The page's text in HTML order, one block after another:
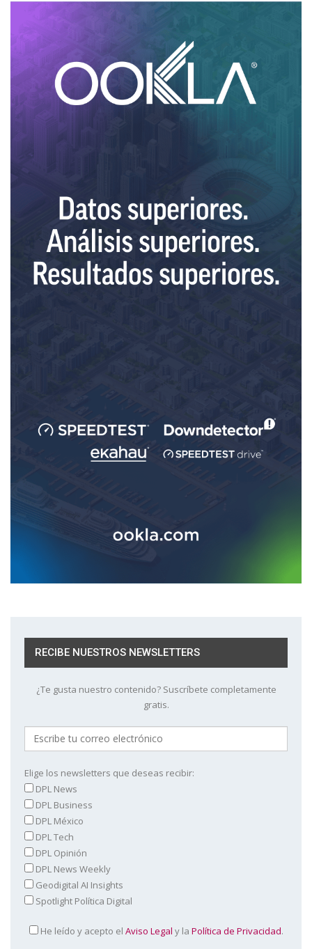
RECIBE NUESTROS NEWSLETTERS
¿Te gusta nuestro contenido? Suscríbete completamente
gratis.
Elige los newsletters que deseas recibir:
DPL News
DPL Business
DPL México
DPL Tech
DPL Opinión
DPL News Weekly
Geodigital AI Insights
Spotlight Política Digital
He leído y acepto el Aviso Legal y la Política de Privacidad.